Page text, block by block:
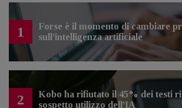
1
Forse è il momento di cambiare
sull’intelligenza artificiale
2
Kobo ha rifiutato il 45% dei testi
sospetto utilizzo dell’IA